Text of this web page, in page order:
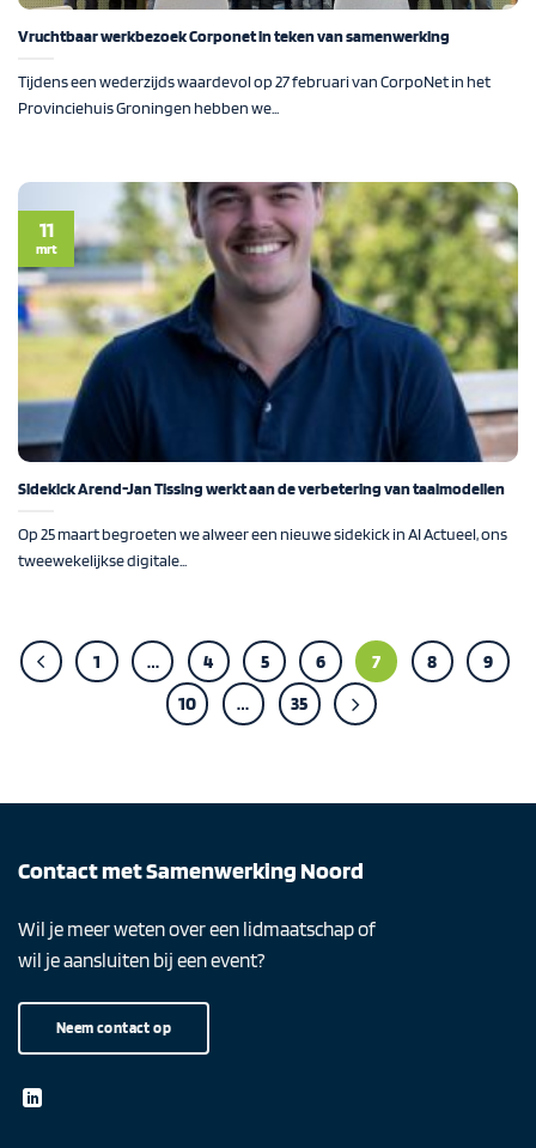
Vruchtbaar werkbezoek Corponet in teken van samenwerking
Tijdens een wederzijds waardevol op 27 februari van CorpoNet in het
Provinciehuis Groningen hebben we...
Sidekick Arend-Jan Tissing werkt aan de verbetering van taalmodellen
Op 25 maart begroeten we alweer een nieuwe sidekick in AI Actueel, ons
tweewekelijkse digitale...
11
mrt
1 … 4 5 6 7 8
9
10
… 35
Contact met Samenwerking Noord
Wil je meer weten over een lidmaatschap of
wil je aansluiten bij een event?
Neem contact op